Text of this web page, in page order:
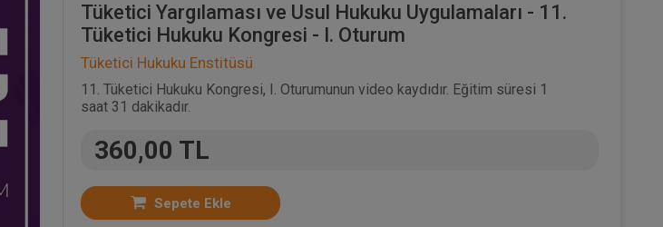
Tüketici Yargılaması ve Usul Hukuku Uygulamaları - 11.
Tüketici Hukuku Kongresi - I. Oturum
Tüketici Hukuku Enstitüsü
11. Tüketici Hukuku Kongresi, I. Oturumunun video kaydıdır. Eğitim süresi 1
saat 31 dakikadır.
360,00 TL
Sepete Ekle